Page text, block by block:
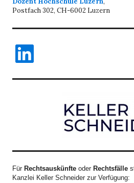
Postfach 302, CH-6002 Luzern
LinkedIn
Für Rechtsauskünfte oder Rechtsfälle
Kanzlei Keller Schneider zur Verfügung: